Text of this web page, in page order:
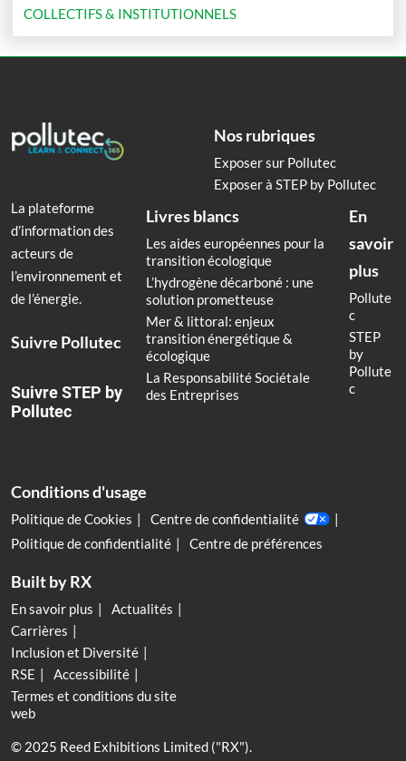
COLLECTIFS & INSTITUTIONNELS
La plateforme
d’information des
acteurs de
l’environnement et
de l’énergie.
Suivre Pollutec
Suivre STEP by
Pollutec
Nos rubriques
Exposer sur Pollutec
Exposer à STEP by Pollutec
Livres blancs
Les aides européennes pour la
transition écologique
L’hydrogène décarboné : une
solution prometteuse
Mer & littoral: enjeux
transition énergétique &
écologique
La Responsabilité Sociétale
des Entreprises
En
savoir
plus
Pollute
c
STEP
by
Pollute
c
Conditions d'usage
Politique de Cookies
Centre de confidentialité
Politique de confidentialité
Centre de préférences
Built by RX
En savoir plus
Actualités
Carrières
Inclusion et Diversité
RSE
Accessibilité
Termes et conditions du site
web
© 2025 Reed Exhibitions Limited ("RX").